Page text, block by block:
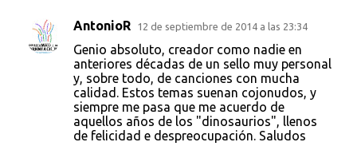
AntonioR 12 de septiembre de 2014 a las 23:34
Genio absoluto, creador como nadie en
anteriores décadas de un sello muy personal
y, sobre todo, de canciones con mucha
calidad. Estos temas suenan cojonudos, y
siempre me pasa que me acuerdo de
aquellos años de los "dinosaurios", llenos
de felicidad e despreocupación. Saludos